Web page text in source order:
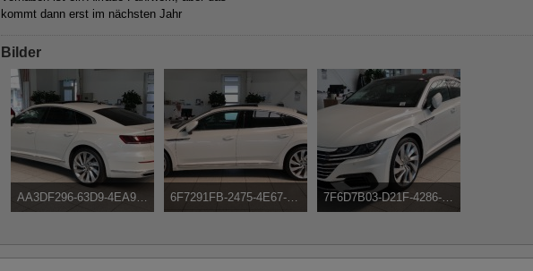
kommt dann erst im nächsten Jahr
Bilder
AA3DF296-63D9-4EA9-BB0B-51FABEA38D81.jpeg
159,61 kB, 800×450, 7.113 mal angesehen
6F7291FB-2475-4E67-BDA7-7D4A186738EC.jpeg
153,62 kB, 800×450, 5.986 mal angesehen
7F6D7B03-D21F-4286-A51E-
171,06 kB, 800×450, 6.423 mal angesehen